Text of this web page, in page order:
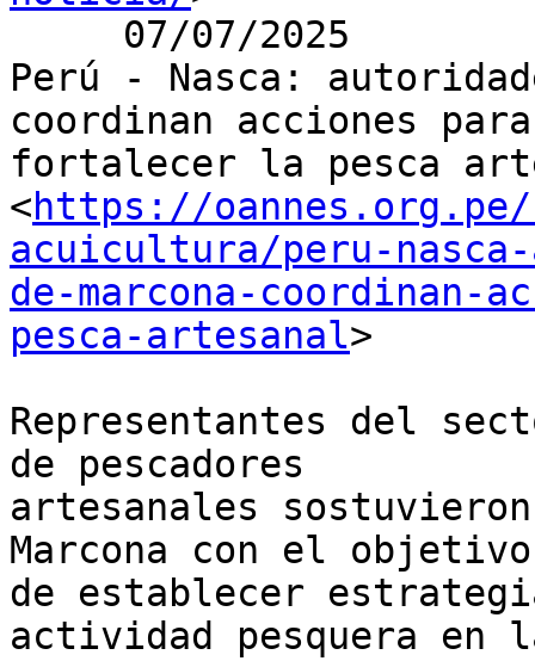
Perú - Nasca:
coordinan acciones para
fortalecer la pesca
<https://
acuicultura/peru-
de-marcona-
pesca-artesanal>
Representantes del
de pescadores
artesanales
Marcona con el objetivo
de establecer
actividad pesquera en